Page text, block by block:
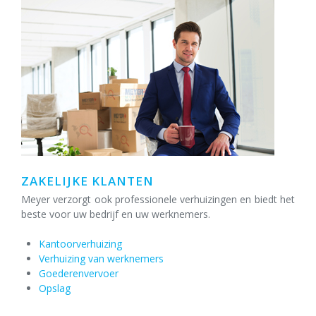
ZAKELIJKE KLANTEN
Meyer verzorgt ook professionele verhuizingen en biedt het
beste voor uw bedrijf en uw werknemers.
Kantoorverhuizing
Verhuizing van werknemers
Goederenvervoer
Opslag